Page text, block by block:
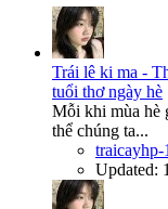
Trái lê ki ma -
tuổi thơ ngày hè
Mỗi khi mùa hè
thể chúng ta...
traicayhp-
Updated: